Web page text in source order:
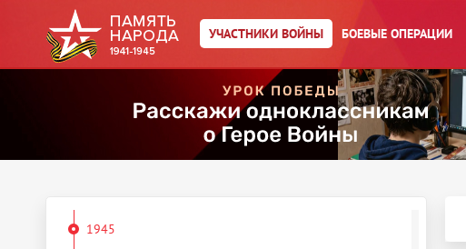
УЧАСТНИКИ ВОЙНЫ БОЕВЫЕ ОПЕРАЦИИ
Орден Красного Знамени
1945
Сведения о личном составе
Трушкин Николай Андреевич
1945